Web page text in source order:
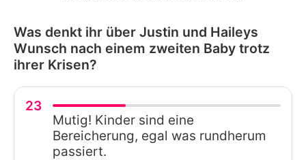
Was denkt ihr über Justin und Haileys
Wunsch nach einem zweiten Baby trotz
ihrer Krisen?
23
Mutig! Kinder sind eine
Bereicherung, egal was rundherum
passiert.